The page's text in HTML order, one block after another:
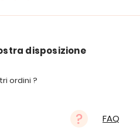
disposizione
ordini ?
FAQ